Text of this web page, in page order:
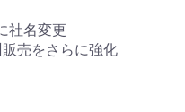
社名変更
売をさらに強化